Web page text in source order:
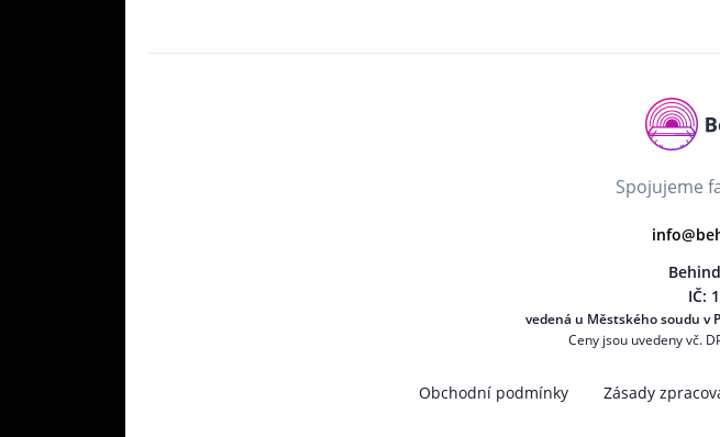
Spojujeme
IČ:
vedená u Městského soudu v
Ceny jsou uvedeny vč.
Obchodní podmínky Zásady